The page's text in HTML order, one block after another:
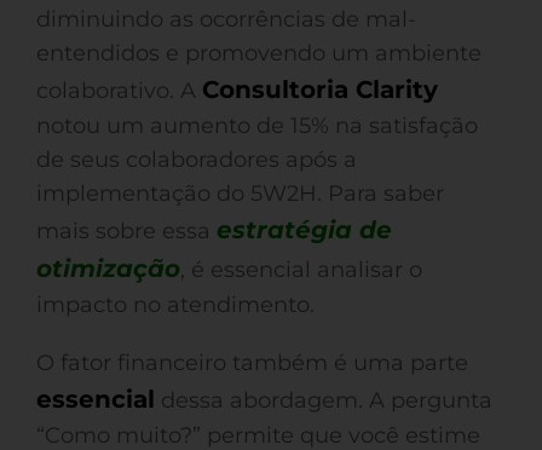
diminuindo as ocorrências de mal-
entendidos e promovendo um ambiente
colaborativo. A Consultoria Clarity
notou um aumento de 15% na satisfação
de seus colaboradores após a
implementação do 5W2H. Para saber
mais sobre essa estratégia de
otimização, é essencial analisar o
impacto no atendimento.
O fator financeiro também é uma parte
essencial dessa abordagem. A pergunta
“Como muito?” permite que você estime